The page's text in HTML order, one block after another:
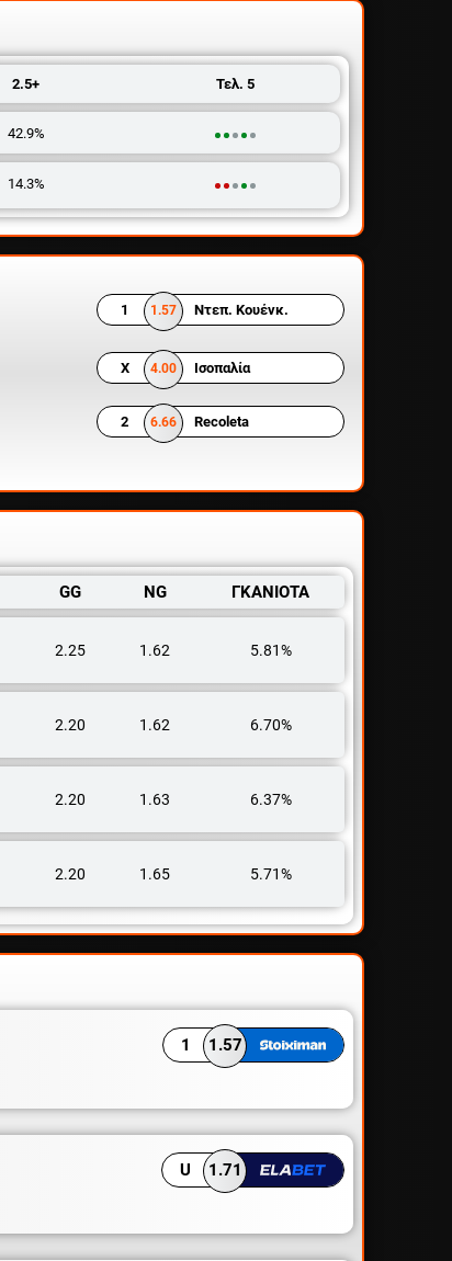
2.5+ Τελ. 5
42.9%
14.3%
1 1.57 Ντεπ. Κουένκ.
X 4.00 Ισοπαλία
2 6.66 Recoleta
GG NG ΓΚΑΝΙΟΤΑ
2.25 1.62 5.81%
2.20 1.62 6.70%
2.20 1.63 6.37%
2.20 1.65 5.71%
1 1.57
U 1.71